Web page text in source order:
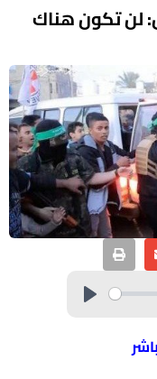
تكون هناك